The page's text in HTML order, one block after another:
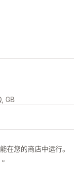
GB
在您的商店中运行。
。